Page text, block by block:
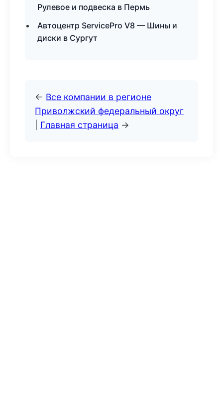
Рулевое и подвеска в Пермь
Автоцентр ServicePro V8 — Шины и
диски в Сургут
← Все компании в регионе
Приволжский федеральный округ
Главная страница →